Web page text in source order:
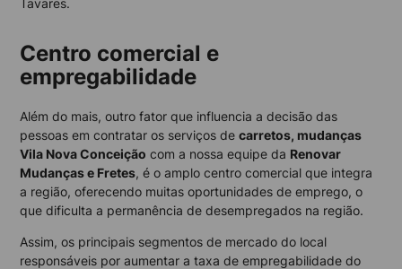
Centro comercial e
empregabilidade
Além do mais, outro fator que influencia a decisão das
pessoas em contratar os serviços decarretos, mudanças
Vila Nova Conceição com a nossa equipe da Renovar
Mudanças e Fretes, é o amplo centro comercial que integra
a região, oferecendo muitas oportunidades de emprego, o
que dificulta a permanência de desempregados na região.
Assim, os principais segmentos de mercado do local
responsáveis por aumentar a taxa de empregabilidade do